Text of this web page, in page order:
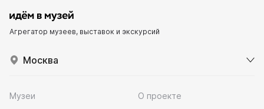
Агрегатор музеев, выставок и экскурсий
Москва
Музеи
О проекте